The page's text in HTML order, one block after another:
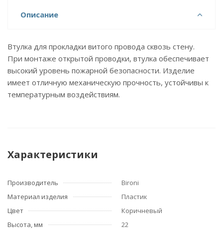
Описание
Втулка для прокладки витого провода сквозь стену.
При монтаже открытой проводки, втулка обеспечивает
высокий уровень пожарной безопасности. Изделие
имеет отличную механическую прочность, устойчивы к
температурным воздействиям.
Характеристики
Производитель
Bironi
Материал изделия
Пластик
Цвет
Коричневый
Высота, мм
22